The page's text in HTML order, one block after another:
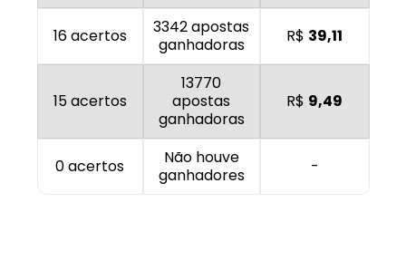
16 acertos
3342 apostas
ganhadoras
R$ 39,11
15 acertos
13770
apostas
ganhadoras
R$ 9,49
0 acertos
Não houve
ganhadores
-